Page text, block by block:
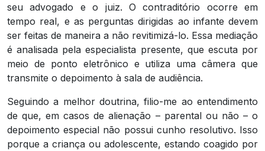
seu advogado e o juiz. O contraditório ocorre em
tempo real, e as perguntas dirigidas ao infante devem
ser feitas de maneira a não revitimizá-lo. Essa mediação
é analisada pela especialista presente, que escuta por
meio de ponto eletrônico e utiliza uma câmera que
transmite o depoimento à sala de audiência.
Seguindo a melhor doutrina, filio-me ao entendimento
de que, em casos de alienação – parental ou não – o
depoimento especial não possui cunho resolutivo. Isso
porque a criança ou adolescente, estando coagido por